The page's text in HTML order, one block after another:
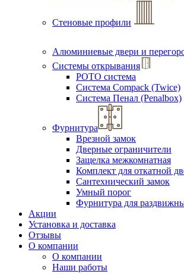
Стеновые профили
Алюминиевые двери и
Системы открывания
РОТО система
Система Compack (Twice)
Система Пенал (Penalbox)
Фурнитура
Врезной замок
Дверные ограничители
Защелка межкомнатная
Комплект для откатной
Сантехнический замок
Умный порог
Фурнитура для
Акции
Установка и доставка
Отзывы
О компании
О компании
Наши работы